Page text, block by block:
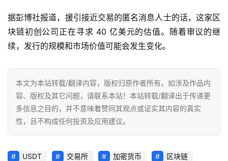
据彭博社报道，援引接近交易的匿名消息人士的话，这家区
块链初创公司正在寻求 40 亿美元的估值。随着审议的继
续，发行的规模和市场价值可能会发生变化。
本文为本站转载/翻译内容，版权归原作者所有。如涉及作品内
容、版权及其它问题，请联系本站！本站转载/翻译出于传递更
多信息之目的，并不意味着赞同其观点或证实其内容的真实
性，且不构成任何投资及应用建议。
USDT 交易所 加密货币
区块链